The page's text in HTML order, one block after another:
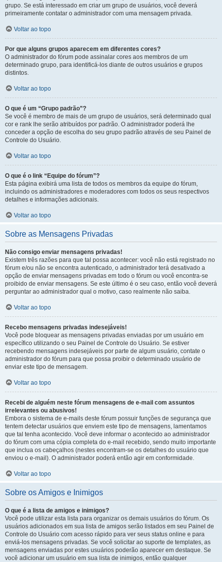
grupo. Se está interessado em criar um grupo de usuários, você deverá
primeiramente contatar o administrador com uma mensagem privada.
Voltar ao topo
Por que alguns grupos aparecem em diferentes cores?
O administrador do fórum pode assinalar cores aos membros de um
determinado grupo, para identificá-los diante de outros usuários e grupos
distintos.
Voltar ao topo
O que é um “Grupo padrão”?
Se você é membro de mais de um grupo de usuários, será determinado qual
cor e rank lhe serão atribuídos por padrão. O administrador poderá lhe
conceder a opção de escolha do seu grupo padrão através de seu Painel de
Controle do Usuário.
Voltar ao topo
O que é o link “Equipe do fórum”?
Esta página exibirá uma lista de todos os membros da equipe do fórum,
incluindo os administradores e moderadores com todos os seus respectivos
detalhes e informações adicionais.
Voltar ao topo
Sobre as Mensagens Privadas
Não consigo enviar mensagens privadas!
Existem três razões para que tal possa acontecer: você não está registrado no
fórum e/ou não se encontra autenticado, o administrador terá desativado a
opção de enviar mensagens privadas em todo o fórum ou você encontra-se
proibido de enviar mensagens. Se este último é o seu caso, então você deverá
perguntar ao administrador qual o motivo, caso realmente não saiba.
Voltar ao topo
Recebo mensagens privadas indesejáveis!
Você pode bloquear as mensagens privadas enviadas por um usuário em
específico utilizando o seu Painel de Controle do Usuário. Se estiver
recebendo mensagens indesejáveis por parte de algum usuário, contate o
administrador do fórum para que possa proibir o determinado usuário de
enviar este tipo de mensagem.
Voltar ao topo
Recebi de alguém neste fórum mensagens de e-mail com assuntos
irrelevantes ou abusivos!
Embora o sistema de e-mails deste fórum possuir funções de segurança que
tentem detectar usuários que enviem este tipo de mensagens, lamentamos
que tal tenha acontecido. Você deve informar o acontecido ao administrador
do fórum com uma cópia completa do e-mail recebido, sendo muito importante
que inclua os cabeçalhos (nestes encontram-se os detalhes do usuário que
enviou o e-mail). O administrador poderá então agir em conformidade.
Voltar ao topo
Sobre os Amigos e Inimigos
O que é a lista de amigos e inimigos?
Você pode utilizar esta lista para organizar os demais usuários do fórum. Os
usuários adicionados em sua lista de amigos serão listados em seu Painel de
Controle do Usuário com acesso rápido para ver seus status online e para
enviá-los mensagens privadas. Se você solicitar ao suporte de templates, as
mensagens enviadas por estes usuários poderão aparecer em destaque. Se
você adicionar um usuário em sua lista de inimigos, então qualquer